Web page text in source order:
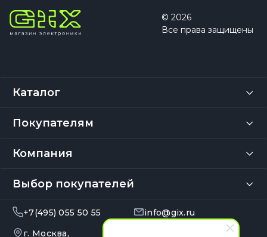
© 2026
Все права защищены
Каталог
Покупателям
Компания
Выбор покупателей
+7(495) 055 50 55
info@gix.ru
г. Москва,